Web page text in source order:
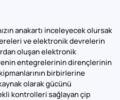
anakartı inceleyecek olursak
ve elektronik devrelerin
oluşan elektronik
entegrelerinin dirençlerinin
birbirlerine
olarak gücünü
kontrolleri sağlayan çip